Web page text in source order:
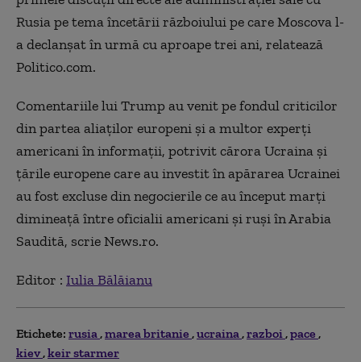
Rusia pe tema încetării războiului pe care Moscova l-
a declanşat în urmă cu aproape trei ani, relatează
Politico.com.
Comentariile lui Trump au venit pe fondul criticilor
din partea aliaţilor europeni şi a multor experţi
americani în informaţii, potrivit cărora Ucraina şi
ţările europene care au investit în apărarea Ucrainei
au fost excluse din negocierile ce au început marţi
dimineaţă între oficialii americani şi ruşi în Arabia
Saudită, scrie News.ro.
Editor : Iulia Bălăianu
Etichete: rusia marea britanie ucraina razboi pace
kiev keir starmer